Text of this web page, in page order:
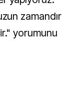
zamandır
yorumunu